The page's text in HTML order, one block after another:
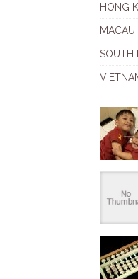
HONG
MACAU
SOUTH